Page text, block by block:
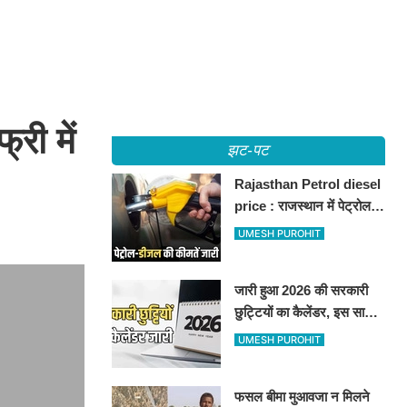
में
झट-पट
Rajasthan Petrol diesel
price : राजस्थान में पेट्रोल-
डीजल की कीमतें जारी, जानिए
UMESH PUROHIT
जारी हुआ 2026 की सरकारी
छुट्टियों का कैलेंडर, इस साल
कई बार मिलेगा लगातार
UMESH PUROHIT
फसल बीमा मुआवजा न मिलने